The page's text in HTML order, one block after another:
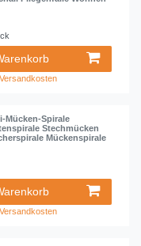
Versandkosten
Mücken-Spirale
Stechmücken
Mückenspirale
Versandkosten